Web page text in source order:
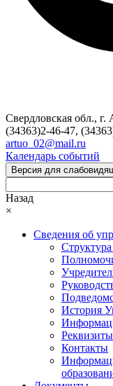
Свердловская обл.,
(34363)2-46-47,
artuo_02@mail.ru
Календарь событий
Версия для
Назад
×
Сведения об
История
Реквизиты
Контакты